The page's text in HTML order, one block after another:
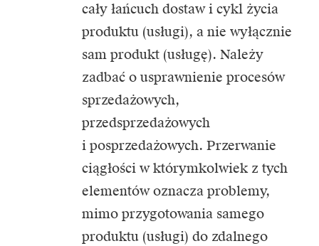
cały łańcuch dostaw i cykl życia
produktu (usługi), a nie wyłącznie
sam produkt (usługę). Należy
zadbać o usprawnienie procesów
sprzedażowych,
przedsprzedażowych
i posprzedażowych. Przerwanie
ciągłości w którymkolwiek z tych
elementów oznacza problemy,
mimo przygotowania samego
produktu (usługi) do zdalnego